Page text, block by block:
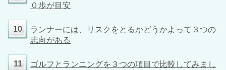
０歩が目安
10
ランナーには、リスクをとるかどうかよって３つの
志向がある
11
ゴルフとランニングを３つの項目で比較してみまし